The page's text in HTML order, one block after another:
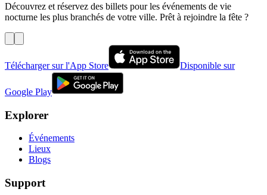
Découvrez et réservez des billets pour les événements de vie
nocturne les plus branchés de votre ville. Prêt à rejoindre la fête ?
Télécharger sur l'App Store Disponible sur
Google Play
Explorer
Événements
Lieux
Blogs
Support